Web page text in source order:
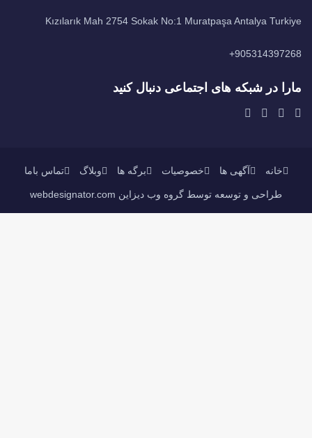
Kızılarık Mah 2754 Sokak No:1 Muratpaşa Antalya Turkiye
905314397268+
مارا در شبکه های اجتماعی دنبال کنید
خانه آگهی ها خصوصیات برگه ها وبلاگ تماس باما
طراحی و توسعه توسط گروه وب دیزاین webdesignator.com